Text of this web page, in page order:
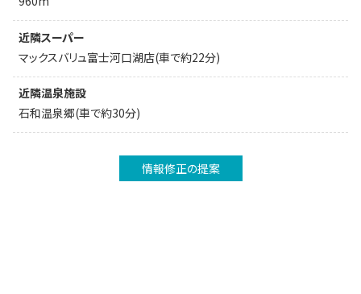
近隣スーパー
マックスバリュ富士河口湖店(車で約22分)
近隣温泉施設
石和温泉郷(車で約30分)
情報修正の提案